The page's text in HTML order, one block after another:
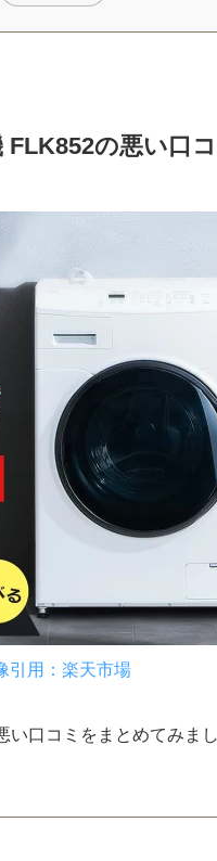
の悪い口
引用：楽天市場
口コミをまとめてみまし